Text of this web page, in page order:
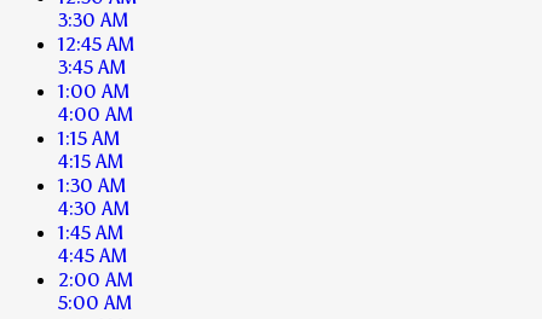
3:30 AM
12:45 AM
3:45 AM
1:00 AM
4:00 AM
1:15 AM
4:15 AM
1:30 AM
4:30 AM
1:45 AM
4:45 AM
2:00 AM
5:00 AM